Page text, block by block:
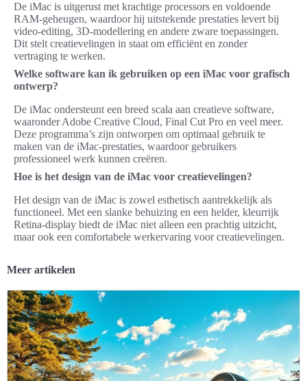
De iMac is uitgerust met krachtige processors en voldoende
RAM-geheugen, waardoor hij uitstekende prestaties levert bij
video-editing, 3D-modellering en andere zware toepassingen.
Dit stelt creatievelingen in staat om efficiënt en zonder
vertraging te werken.
Welke software kan ik gebruiken op een iMac voor grafisch
ontwerp?
De iMac ondersteunt een breed scala aan creatieve software,
waaronder Adobe Creative Cloud, Final Cut Pro en veel meer.
Deze programma’s zijn ontworpen om optimaal gebruik te
maken van de iMac-prestaties, waardoor gebruikers
professioneel werk kunnen creëren.
Hoe is het design van de iMac voor creatievelingen?
Het design van de iMac is zowel esthetisch aantrekkelijk als
functioneel. Met een slanke behuizing en een helder, kleurrijk
Retina-display biedt de iMac niet alleen een prachtig uitzicht,
maar ook een comfortabele werkervaring voor creatievelingen.
Meer artikelen